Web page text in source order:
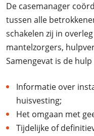
De casemanager
tussen alle
schakelen zij in
mantelzorgers,
Samengevat is de
Informatie over
huisvesting;
Het omgaan met
Tijdelijke of